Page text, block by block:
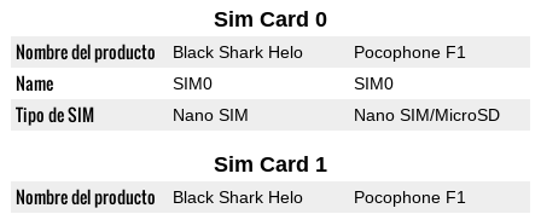
Sim Card 0
Nombre del producto Black Shark Helo Pocophone F1
Name SIM0 SIM0
Tipo de SIM Nano SIM Nano SIM/MicroSD
Sim Card 1
Nombre del producto Black Shark Helo Pocophone F1